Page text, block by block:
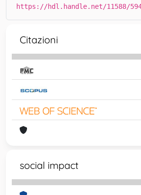
https://hdl.handle.net/11588/
Citazioni
social impact